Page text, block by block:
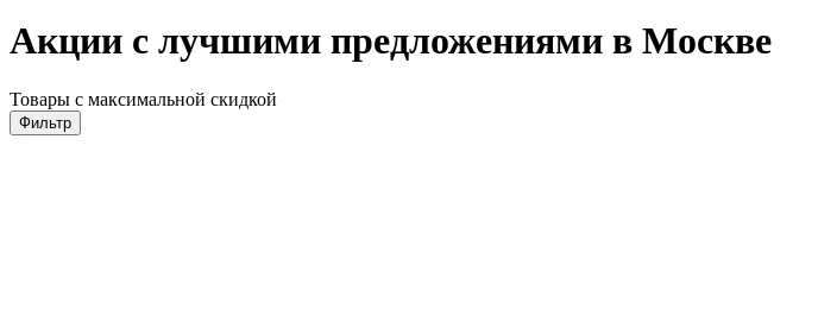
Акции с лучшими предложениями в Москве
Товары с максимальной скидкой
Фильтр